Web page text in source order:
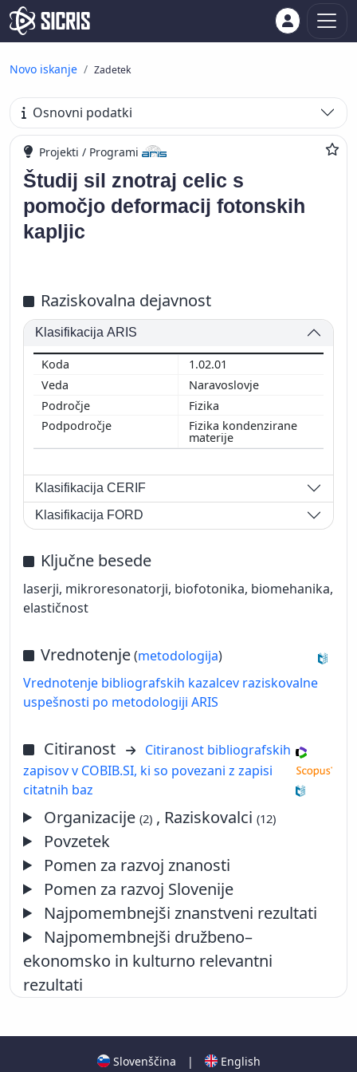
Novo iskanje Zadetek
Osnovni podatki
Projekti / Programi
Študij sil znotraj celic s
pomočjo deformacij fotonskih
kapljic
Raziskovalna dejavnost
Klasifikacija ARIS
1.02.01
Naravoslovje
Fizika
Fizika kondenzirane
materije
Klasifikacija CERIF
Klasifikacija FORD
Ključne besede
laserji, mikroresonatorji, biofotonika, biomehanika,
elastičnost
Vrednotenje(metodologija)
Vrednotenje bibliografskih kazalcev raziskovalne
uspešnosti po metodologiji ARIS
Citiranost
Citiranost bibliografskih
zapisov v COBIB.SI, ki so povezani z zapisi
citatnih baz
Organizacije(2) , Raziskovalci(12)
Povzetek
Pomen za razvoj znanosti
Pomen za razvoj Slovenije
Najpomembnejši znanstveni rezultati
Najpomembnejši družbeno–
ekonomsko in kulturno relevantni
rezultati
Slovenščina | English